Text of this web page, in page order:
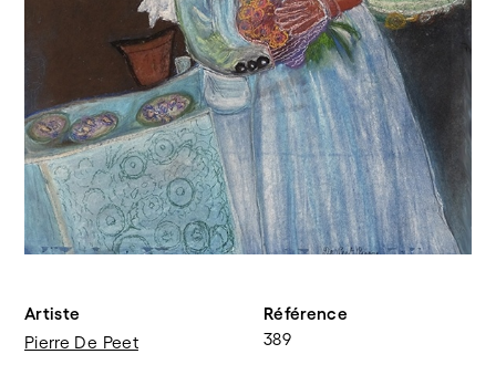
Artiste
Pierre De Peet
Référence
389